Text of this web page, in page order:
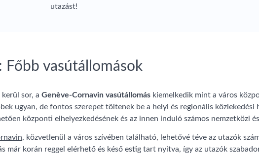
utazást!
: Főbb vasútállomások
sor, a Genève-Cornavin vasútállomás kiemelkedik mint a város
ugyan, de fontos szerepet töltenek be a helyi és regionális közlekedési
központi elhelyezkedésének és az innen induló számos nemzetközi
, közvetlenül a város szívében található, lehetővé téve az utazók
korán reggel elérhető és késő estig tart nyitva, így az utazók